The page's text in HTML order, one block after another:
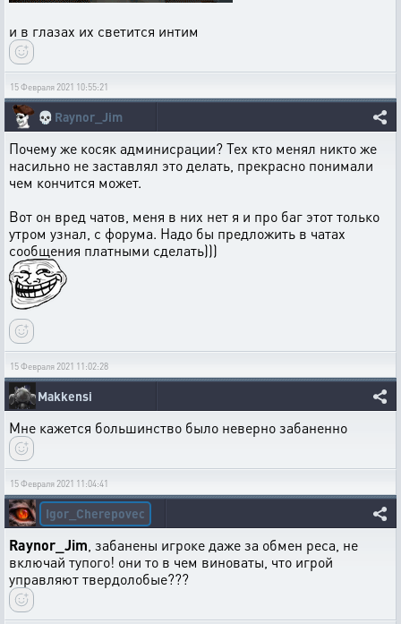
и в глазах их светится интим
15 Февраля 2021 10:55:21
💀 Raynor_Jim
Почему же косяк админисрации? Тех кто менял никто же
насильно не заставлял это делать, прекрасно понимали
чем кончится может.
Вот он вред чатов, меня в них нет я и про баг этот только
утром узнал, с форума. Надо бы предложить в чатах
сообщения платными сделать)))
15 Февраля 2021 11:02:28
Makkensi
Мне кажется большинство было неверно забаненно
15 Февраля 2021 11:04:41
Igor_Cherepovec
Raynor_Jim , забанены игроке даже за обмен реса, не
включай тупого! они то в чем виноваты, что игрой
управляют твердолобые???